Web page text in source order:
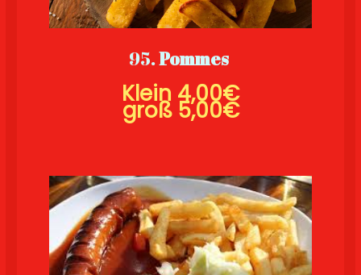
95.Pommes
Klein 4,00€
groß 5,00€